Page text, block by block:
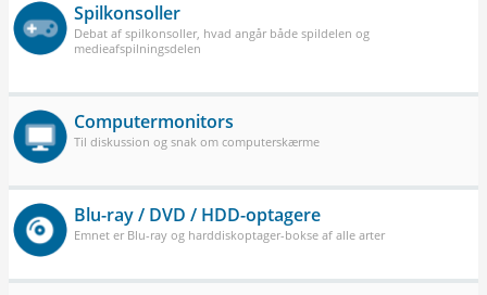
Spilkonsoller
Debat af spilkonsoller, hvad angår både spildelen og
medieafspilningsdelen
Computermonitors
Til diskussion og snak om computerskærme
Blu-ray / DVD / HDD-optagere
Emnet er Blu-ray og harddiskoptager-bokse af alle arter